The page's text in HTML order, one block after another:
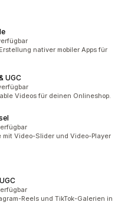
nativer mobiler Apps für
UGC
Videos für deinen Onlineshop.
mit Video-Slider und Video-Player
Reels und TikTok-Galerien in